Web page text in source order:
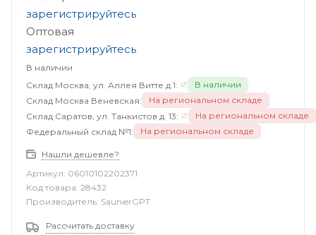
зарегистрируйтесь
Оптовая
зарегистрируйтесь
В наличии
Склад Москва, ул. Аллея Витте д.1:
В наличии
Склад Москва Веневская:
На региональном складе
Склад Саратов, ул. Танкистов д. 13:
На региональном складе
Федеральный склад №1:
На региональном складе
Нашли дешевле?
Артикул: 06010102202371
Код товара: 28432
Производитель: SaunierGPT
Рассчитать доставку